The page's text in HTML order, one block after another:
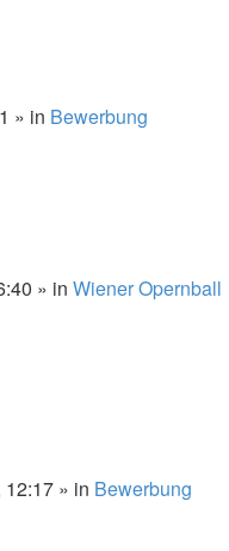
» in Bewerbung
» in Wiener Opernball
12:17 » in Bewerbung